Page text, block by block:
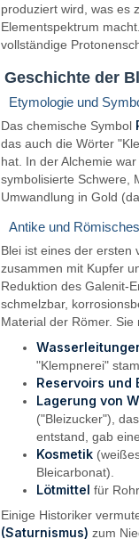
produziert wird, was es
Elementspektrum
vollständige
Geschichte der
Etymologie und
Das chemische Symbol
das auch die Wörter
hat. In der Alchemie
symbolisierte Schwere,
Umwandlung in Gold
Antike und
Blei ist eines der ersten
zusammen mit Kupfer
Reduktion des Galenit-
schmelzbar,
Material der Römer.
"Klempnerei"
Reservoirs und
Lagerung von
("Bleizucker"),
entstand, gab
Kosmetik
Bleicarbonat).
Lötmittel für
Einige Historiker
(Saturnismus) zum